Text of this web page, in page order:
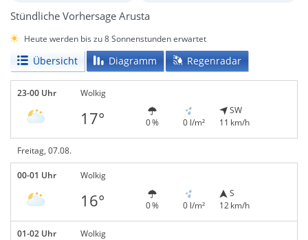
Stündliche Vorhersage Arusta
Heute werden bis zu 8 Sonnenstunden erwartet
Übersicht Diagramm Regenradar
23-00 Uhr Wolkig
17° 0 % 0 l/m²
SW
11 km/h
Freitag, 07.08.
00-01 Uhr Wolkig
16° 0 % 0 l/m²
S
12 km/h
01-02 Uhr Wolkig